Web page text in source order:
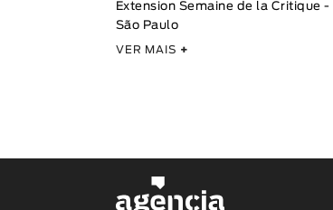
Extension Semaine de la Critique -
São Paulo
VER MAIS +